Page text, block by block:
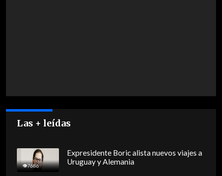
Las + leídas
7686
Expresidente Boric alista nuevos viajes a
Uruguay y Alemania